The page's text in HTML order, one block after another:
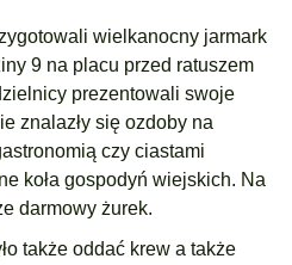
wielkanocny jarmark
9 na placu przed ratuszem
prezentowali swoje
znalazły się ozdoby na
czy ciastami
koła gospodyń wiejskich. Na
darmowy żurek.
także oddać krew a także